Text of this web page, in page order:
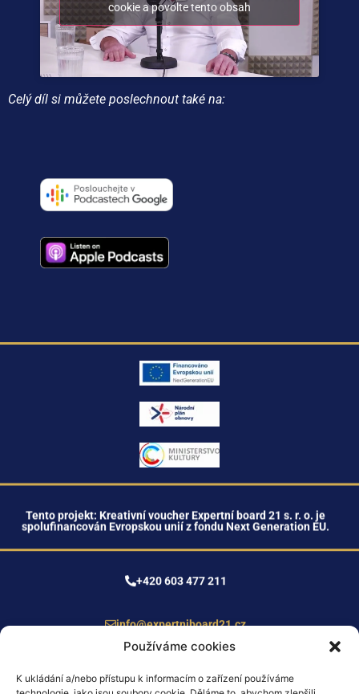
Používáme cookies
K ukládání a/nebo přístupu k informacím o zařízení používáme
cookie a povolte tento obsah
Celý díl si můžete poslechnout také na:
Tento projekt: Kreativní voucher Expertní board 21 s. r. o. je
spolufinancován Evropskou unií z fondu Next Generation EU.
+420 603 477 211
info@expertniboard21.cz